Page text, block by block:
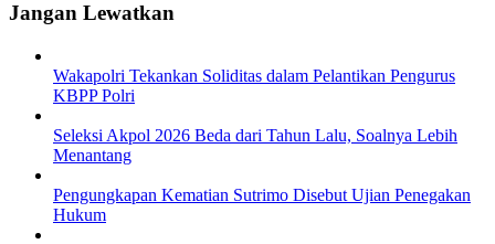
Jangan Lewatkan
Wakapolri Tekankan Soliditas dalam Pelantikan Pengurus
KBPP Polri
Seleksi Akpol 2026 Beda dari Tahun Lalu, Soalnya Lebih
Menantang
Pengungkapan Kematian Sutrimo Disebut Ujian Penegakan
Hukum